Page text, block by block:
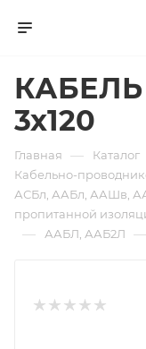
КАБЕЛЬ
3х120
Главная — Каталог
Кабельно-
АСБл, ААБл, ААШв,
пропитанной
— ААБЛ, ААБ2Л —